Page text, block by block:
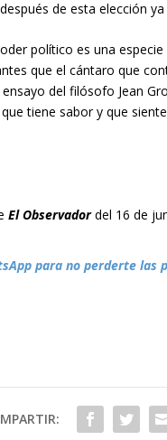
de esta elección
político es una
que el cántaro que
del filósofo Jean
que tiene sabor y que
El Observadordel 16 de
para no perderte las